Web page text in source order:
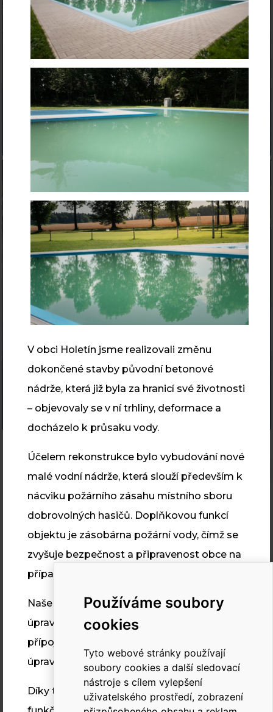
Používáme soubory
cookies
Tyto webové stránky používají
soubory cookies a další sledovací
nástroje s cílem vylepšení
uživatelského prostředí, zobrazení
Přírodní koupací biotop Hlinsko
V obci Holetín jsme realizovali změnu
dokončené stavby původní betonové
nádrže, která již byla za hranicí své životnosti
– objevovaly se v ní trhliny, deformace a
docházelo k průsaku vody.
Účelem rekonstrukce bylo vybudování nové
malé vodní nádrže, která slouží především k
nácviku požárního zásahu místního sboru
dobrovolných hasičů. Doplňkovou funkcí
objektu je zásobárna požární vody, čímž se
zvyšuje bezpečnost a připravenost obce na
případné mimořádné události.
Naše práce zahrnovala kompletní stavební
úpravy, nové napojení na vodovodní
přípojku, odvodnění, zajištění vypouštění i
úpravu okolí nádrže.
Díky této rekonstrukci se podařilo obnovit
VÝROBNÍ PROGRAM
INSTAV
Aktuality
Dokumenty
Kariéra
Kontakt
RYCHLÝ KONTAKT